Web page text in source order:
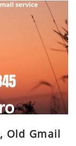
Old Gmail